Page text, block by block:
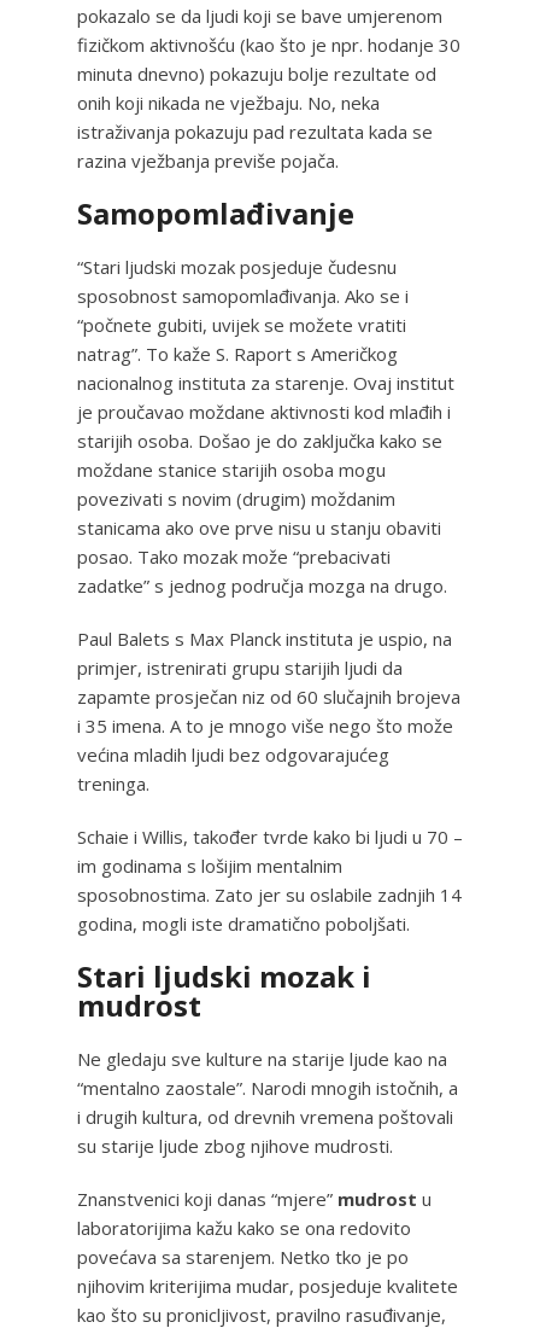
pokazalo se da ljudi koji se bave umjerenom
fizičkom aktivnošću (kao što je npr. hodanje 30
minuta dnevno) pokazuju bolje rezultate od
onih koji nikada ne vježbaju. No, neka
istraživanja pokazuju pad rezultata kada se
razina vježbanja previše pojača.
Samopomlađivanje
“Stari ljudski mozak posjeduje čudesnu
sposobnost samopomlađivanja. Ako se i
“počnete gubiti, uvijek se možete vratiti
natrag”. To kaže S. Raport s Američkog
nacionalnog instituta za starenje. Ovaj institut
je proučavao moždane aktivnosti kod mlađih i
starijih osoba. Došao je do zaključka kako se
moždane stanice starijih osoba mogu
povezivati s novim (drugim) moždanim
stanicama ako ove prve nisu u stanju obaviti
posao. Tako mozak može “prebacivati
zadatke” s jednog područja mozga na drugo.
Paul Balets s Max Planck instituta je uspio, na
primjer, istrenirati grupu starijih ljudi da
zapamte prosječan niz od 60 slučajnih brojeva
i 35 imena. A to je mnogo više nego što može
većina mladih ljudi bez odgovarajućeg
treninga.
Schaie i Willis, također tvrde kako bi ljudi u 70 –
im godinama s lošijim mentalnim
sposobnostima. Zato jer su oslabile zadnjih 14
godina, mogli iste dramatično poboljšati.
Stari ljudski mozak i
mudrost
Ne gledaju sve kulture na starije ljude kao na
“mentalno zaostale”. Narodi mnogih istočnih, a
i drugih kultura, od drevnih vremena poštovali
su starije ljude zbog njihove mudrosti.
Znanstvenici koji danas “mjere” mudrost u
laboratorijima kažu kako se ona redovito
povećava sa starenjem. Netko tko je po
njihovim kriterijima mudar, posjeduje kvalitete
kao što su pronicljivost, pravilno rasuđivanje,